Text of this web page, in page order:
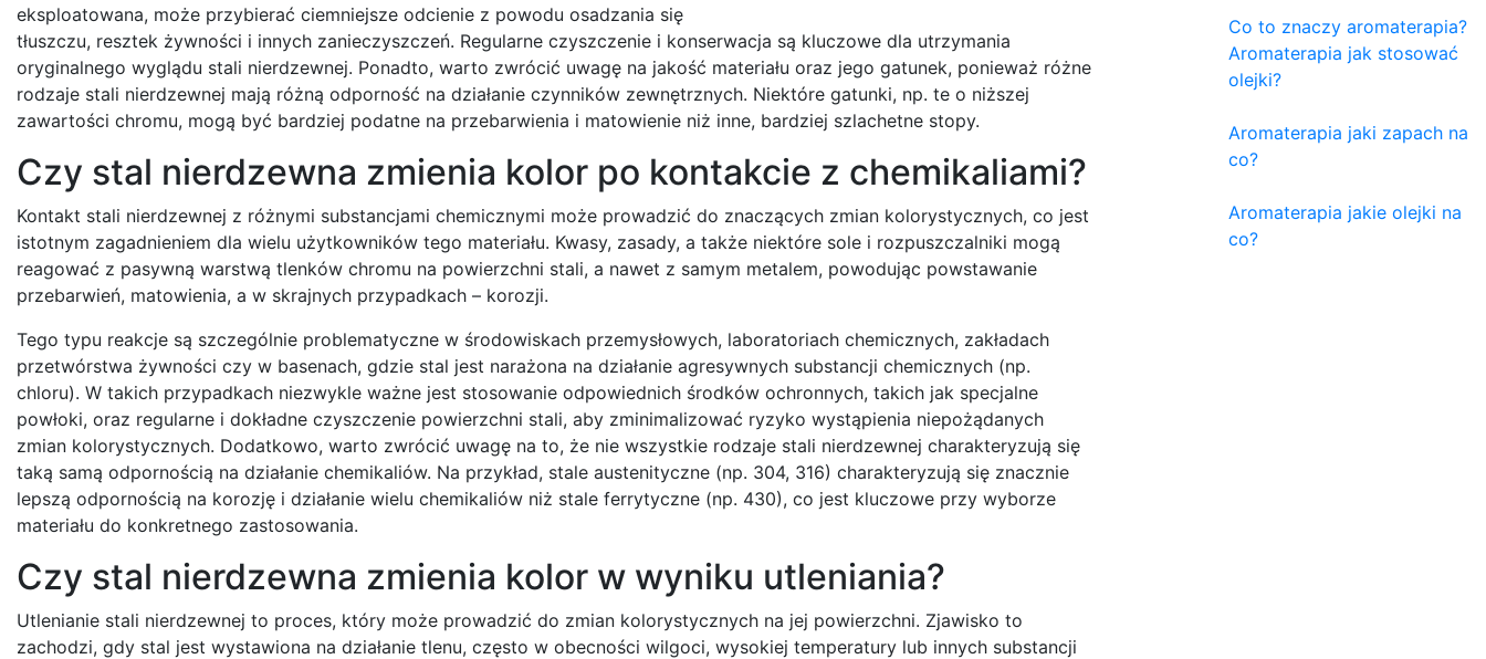
eksploatowana, może przybierać ciemniejsze odcienie z powodu osadzania się
tłuszczu, resztek żywności i innych zanieczyszczeń. Regularne czyszczenie i konserwacja są kluczowe dla utrzymania
oryginalnego wyglądu stali nierdzewnej. Ponadto, warto zwrócić uwagę na jakość materiału oraz jego gatunek, ponieważ różne
rodzaje stali nierdzewnej mają różną odporność na działanie czynników zewnętrznych. Niektóre gatunki, np. te o niższej
zawartości chromu, mogą być bardziej podatne na przebarwienia i matowienie niż inne, bardziej szlachetne stopy.
Czy stal nierdzewna zmienia kolor po kontakcie z chemikaliami?
Kontakt stali nierdzewnej z różnymi substancjami chemicznymi może prowadzić do znaczących zmian kolorystycznych, co jest
istotnym zagadnieniem dla wielu użytkowników tego materiału. Kwasy, zasady, a także niektóre sole i rozpuszczalniki mogą
reagować z pasywną warstwą tlenków chromu na powierzchni stali, a nawet z samym metalem, powodując powstawanie
przebarwień, matowienia, a w skrajnych przypadkach – korozji.
Tego typu reakcje są szczególnie problematyczne w środowiskach przemysłowych, laboratoriach chemicznych, zakładach
przetwórstwa żywności czy w basenach, gdzie stal jest narażona na działanie agresywnych substancji chemicznych (np.
chloru). W takich przypadkach niezwykle ważne jest stosowanie odpowiednich środków ochronnych, takich jak specjalne
powłoki, oraz regularne i dokładne czyszczenie powierzchni stali, aby zminimalizować ryzyko wystąpienia niepożądanych
zmian kolorystycznych. Dodatkowo, warto zwrócić uwagę na to, że nie wszystkie rodzaje stali nierdzewnej charakteryzują się
taką samą odpornością na działanie chemikaliów. Na przykład, stale austenityczne (np. 304, 316) charakteryzują się znacznie
lepszą odpornością na korozję i działanie wielu chemikaliów niż stale ferrytyczne (np. 430), co jest kluczowe przy wyborze
materiału do konkretnego zastosowania.
Czy stal nierdzewna zmienia kolor w wyniku utleniania?
Utlenianie stali nierdzewnej to proces, który może prowadzić do zmian kolorystycznych na jej powierzchni. Zjawisko to
zachodzi, gdy stal jest wystawiona na działanie tlenu, często w obecności wilgoci, wysokiej temperatury lub innych substancji
Co to znaczy aromaterapia?
Aromaterapia jak stosować
olejki?
Aromaterapia jaki zapach na
co?
Aromaterapia jakie olejki na
co?